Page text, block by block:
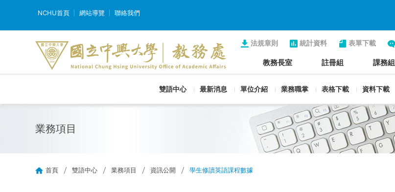
NCHU首頁 網站導覽 聯絡我們
法規章則 統計資料 表單下載
教務長室 註冊組 課務組
雙語中心 最新消息 單位介紹 業務職掌 表格下載 資料下載
業務項目
首頁 雙語中心 業務項目 資訊公開 學生修讀英語課程數據